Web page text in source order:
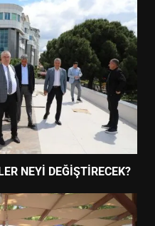
NEYİ DEĞİŞTİRECEK?